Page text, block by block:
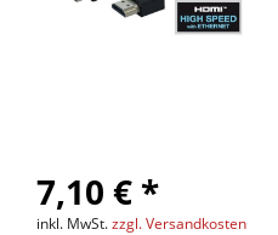
7,10 € *
inkl. MwSt.zzgl. Versandkosten